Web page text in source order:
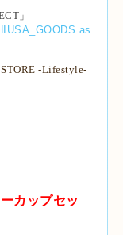
」
-Lifestyle-
カップセッ